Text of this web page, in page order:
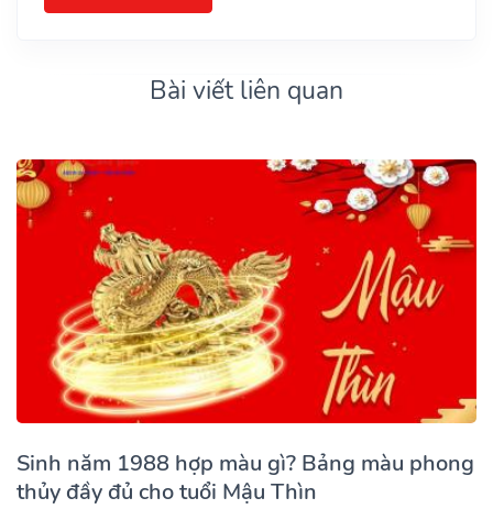
Bài viết liên quan
Sinh năm 1988 hợp màu gì? Bảng màu phong
thủy đầy đủ cho tuổi Mậu Thìn